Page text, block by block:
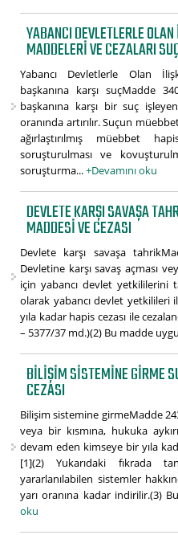
YABANCI DEVLETLERLE
MADDELERI VE CEZALARI
Yabancı Devletlerle Olan
başkanına karşı suçMadde
başkanına karşı bir suç
oranında artırılır. Suçun
ağırlaştırılmış müebbet
soruşturulması ve
soruşturma...+Devamını oku
DEVLETE KARŞI SAVAŞA
MADDESI VE CEZASI
Devlete karşı savaşa
Devletine karşı savaş açması
için yabancı devlet
olarak yabancı devlet yetkilileri
yıla kadar hapis cezası ile
– 5377/37 md.)(2) Bu madde
BILIŞIM SISTEMINE GIRME
CEZASI
Bilişim sistemine girmeMadde
veya bir kısmına, hukuka
devam eden kimseye bir yıla
[1](2) Yukarıdaki fıkrada
yararlanılabilen sistemler
yarı oranına kadar indirilir.(3)
oku